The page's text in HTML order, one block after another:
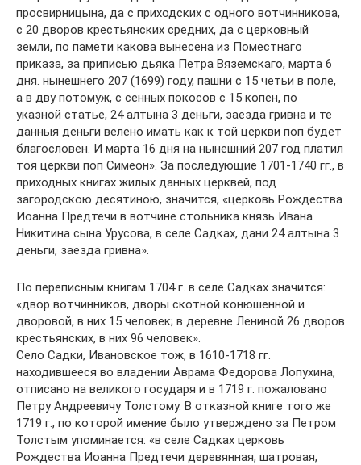
просвирницына, да с приходских с одного вотчинникова,
с 20 дворов крестьянских средних, да с церковный
земли, по памети какова вынесена из Поместнаго
приказа, за приписью дьяка Петра Вяземскаго, марта 6
дня. нынешнего 207 (1699) году, пашни с 15 четьи в поле,
а в дву потомуж, с сенных покосов с 15 копен, по
указной статье, 24 алтына 3 деньги, заезда гривна и те
данныя деньги велено имать как к той церкви поп будет
благословен. И марта 16 дня на нынешний 207 год платил
тоя церкви поп Симеон». За последующие 1701-1740 гг., в
приходных книгах жилых данных церквей, под
загородскою десятиною, значится, «церковь Рождества
Иоанна Предтечи в вотчине стольника князь Ивана
Никитина сына Урусова, в селе Садках, дани 24 алтына 3
деньги, заезда гривна».
По переписным книгам 1704 г. в селе Садках значится:
«двор вотчинников, дворы скотной конюшенной и
дворовой, в них 15 человек; в деревне Лениной 26 дворов
крестьянских, в них 96 человек».
Село Садки, Ивановское тож, в 1610-1718 гг.
находившееся во владении Аврама Федорова Лопухина,
отписано на великого государя и в 1719 г. пожаловано
Петру Андреевичу Толстому. В отказной книге того же
1719 г., по которой имение было утверждено за Петром
Толстым упоминается: «в селе Садках церковь
Рождества Иоанна Предтечи деревянная, шатровая,